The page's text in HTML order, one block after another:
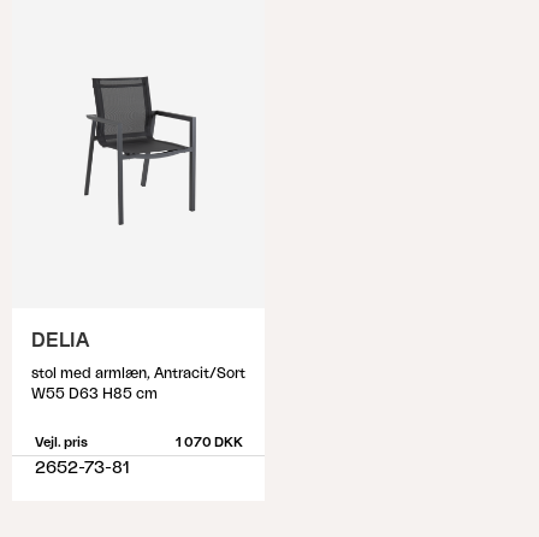
DELIA
stol med armlæn, Antracit/Sort
W55 D63 H85 cm
Vejl. pris 1 070 DKK
2652-73-81